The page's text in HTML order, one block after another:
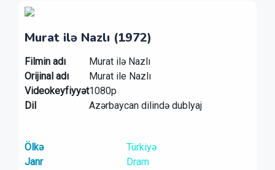
Murat ilə Nazlı (1972)
Filmin adı
Murat ilə Nazlı
Orijinal adı
Murat ile Nazlı
Videokeyfiyyət1080p
Dil
Azərbaycan dilində dublyaj
Ölkə
Türkiyə
Janr
Dram